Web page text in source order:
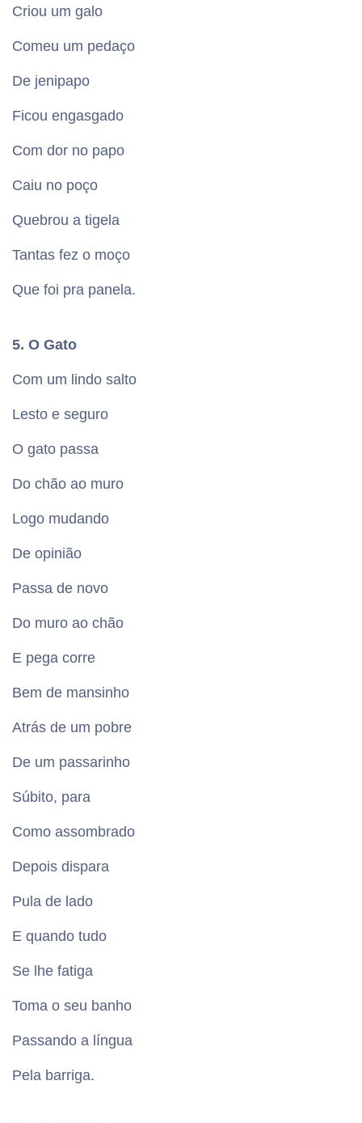
Criou um galo
Comeu um pedaço
De jenipapo
Ficou engasgado
Com dor no papo
Caiu no poço
Quebrou a tigela
Tantas fez o moço
Que foi pra panela.
5. O Gato
Com um lindo salto
Lesto e seguro
O gato passa
Do chão ao muro
Logo mudando
De opinião
Passa de novo
Do muro ao chão
E pega corre
Bem de mansinho
Atrás de um pobre
De um passarinho
Súbito, para
Como assombrado
Depois dispara
Pula de lado
E quando tudo
Se lhe fatiga
Toma o seu banho
Passando a língua
Pela barriga.